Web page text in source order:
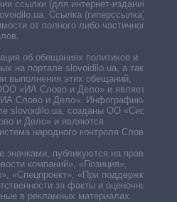
ссылки (для интернет-изданий —
Ссылка (гиперссылка)
от полного либо частичного
об обещаниях политиков и
на портале slovoidilo.ua, а также
выполнения этих обещаний,
«ИА Слово и Дело» и является
Слово и Дело». Инфографики,
slovoidilo.ua, созданы ОО «Система
и Дело» и являются
народного контроля Слово и
публикуются на правах
компаний», «Позиция»,
«Спецпроект», «При поддержке».
за факты и оценочные
в рекламных материалах.